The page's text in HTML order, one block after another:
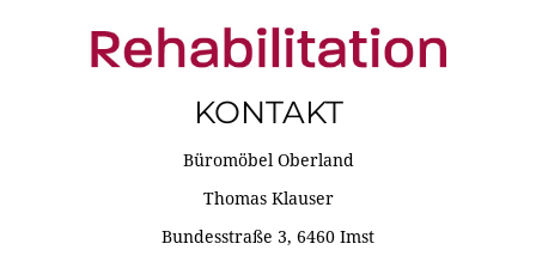
KONTAKT
Büromöbel Oberland
Thomas Klauser
Bundesstraße 3, 6460 Imst